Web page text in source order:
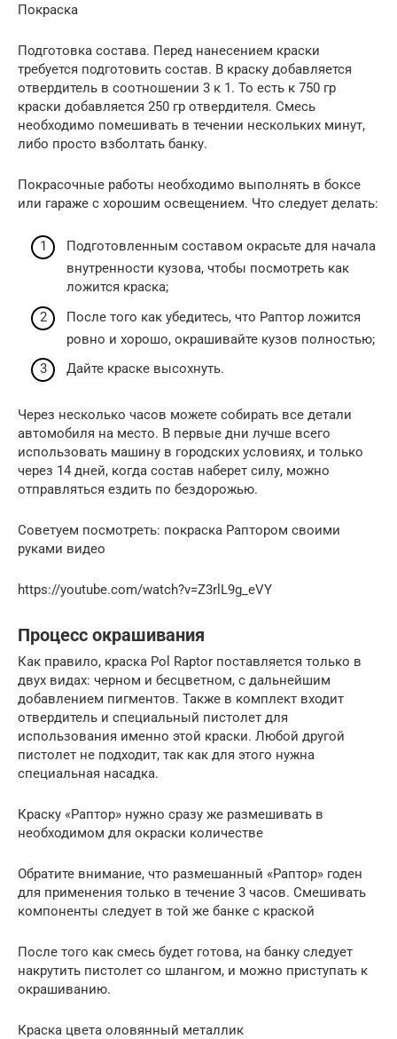
Покраска
Подготовка состава. Перед нанесением краски
требуется подготовить состав. В краску добавляется
отвердитель в соотношении 3 к 1. То есть к 750 гр
краски добавляется 250 гр отвердителя. Смесь
необходимо помешивать в течении нескольких минут,
либо просто взболтать банку.
Покрасочные работы необходимо выполнять в боксе
или гараже с хорошим освещением. Что следует делать:
Подготовленным составом окрасьте для начала
внутренности кузова, чтобы посмотреть как
ложится краска;
После того как убедитесь, что Раптор ложится
ровно и хорошо, окрашивайте кузов полностью;
Дайте краске высохнуть.
Через несколько часов можете собирать все детали
автомобиля на место. В первые дни лучше всего
использовать машину в городских условиях, и только
через 14 дней, когда состав наберет силу, можно
отправляться ездить по бездорожью.
Советуем посмотреть: покраска Раптором своими
руками видео
https://youtube.com/watch?v=Z3rlL9g_eVY
Процесс окрашивания
Как правило, краска Pol Raptor поставляется только в
двух видах: черном и бесцветном, с дальнейшим
добавлением пигментов. Также в комплект входит
отвердитель и специальный пистолет для
использования именно этой краски. Любой другой
пистолет не подходит, так как для этого нужна
специальная насадка.
Краску «Раптор» нужно сразу же размешивать в
необходимом для окраски количестве
Обратите внимание, что размешанный «Раптор» годен
для применения только в течение 3 часов. Смешивать
компоненты следует в той же банке с краской
После того как смесь будет готова, на банку следует
накрутить пистолет со шлангом, и можно приступать к
окрашиванию.
Краска цвета оловянный металлик